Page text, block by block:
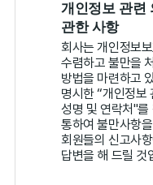
개인정보 관련
관한 사항
회사는 개인정보
수렴하고 불만을
방법을 마련하고
명시한 “개인정보
성명 및 연락처"를
통하여 불만사항
회원들의 신고사
답변을 해 드릴 것